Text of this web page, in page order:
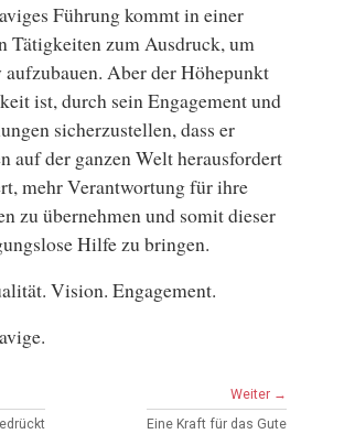
Führung kommt in einer
Tätigkeiten zum Ausdruck, um
Aber der Höhepunkt
ist, durch sein Engagement und
sicherzustellen, dass er
auf der ganzen Welt herausfordert
mehr Verantwortung für ihre
zu übernehmen und somit dieser
Hilfe zu bringen.
Vision. Engagement.
Weiter →
Eine Kraft für das Gute